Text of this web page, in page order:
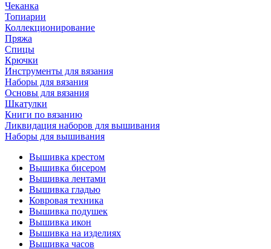
Чеканка
Топиарии
Коллекционирование
Пряжа
Спицы
Крючки
Инструменты для вязания
Наборы для вязания
Основы для вязания
Шкатулки
Книги по вязанию
Ликвидация наборов для вышивания
Наборы для вышивания
Вышивка крестом
Вышивка бисером
Вышивка лентами
Вышивка гладью
Ковровая техника
Вышивка подушек
Вышивка икон
Вышивка на изделиях
Вышивка часов